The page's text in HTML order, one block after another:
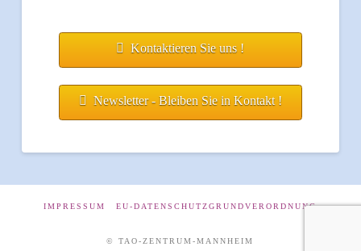
Kontaktieren Sie uns !
Newsletter - Bleiben Sie in Kontakt !
IMPRESSUM EU-DATENSCHUTZGRUNDVERORDNUNG
© TAO-ZENTRUM-MANNHEIM